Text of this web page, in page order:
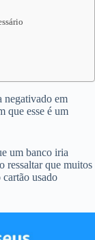
negativado em
que esse é um
um banco iria
ressaltar que muitos
cartão usado